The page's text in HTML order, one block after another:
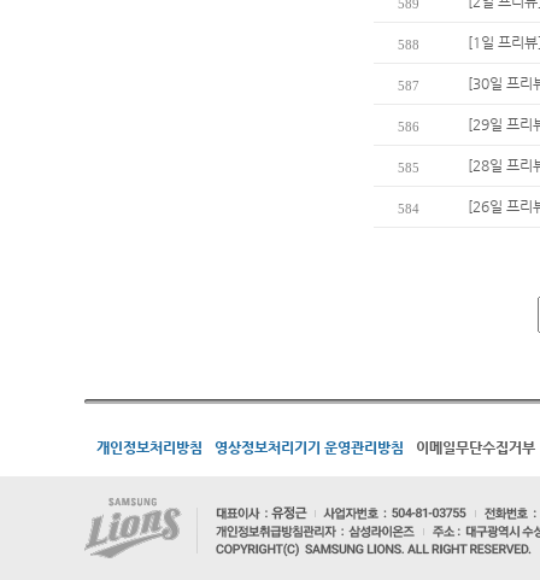
589
588 [1일 프리
587 [30일 프리
586 [29일 프리
585 [28일 프리
584 [26일 프리
개인정보처리방침 영상정보처리기기 운영관리방침 이메일무단수집거부